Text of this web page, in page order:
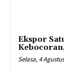
Ekspor
Selasa, 4